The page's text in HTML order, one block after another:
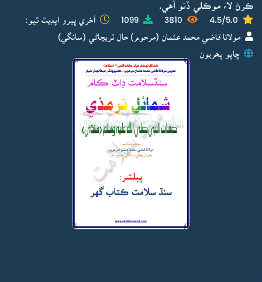
ڪرڻ لاء موڪلي ڏنو آهي.
4.5/5.0
3810
1099 آخري ڀيرو اپڊيٽ ٿيو:
مولانا قاضي محمد عثمان (مرحوم) حال ٿريچاڻي (سانگي)
ڇاپو پھريون